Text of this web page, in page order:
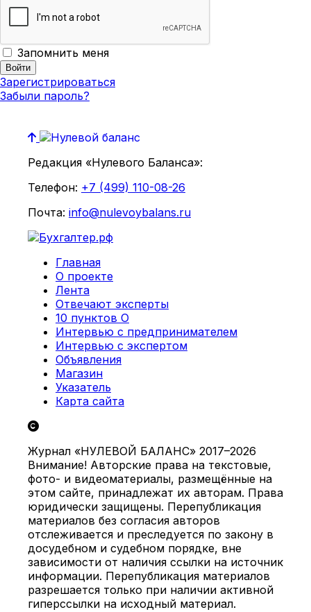
Запомнить меня
Зарегистрироваться
Забыли пароль?
Редакция «Нулевого Баланса»:
Телефон: +7 (499) 110-08-26
Почта: info@nulevoybalans.ru
Главная
О проекте
Лента
Отвечают эксперты
10 пунктов О
Интервью с предпринимателем
Интервью с экспертом
Объявления
Магазин
Указатель
Карта сайта
Журнал «НУЛЕВОЙ БАЛАНС» 2017–2026
Внимание! Авторские права на текстовые,
фото- и видеоматериалы, размещённые на
этом сайте, принадлежат их авторам. Права
юридически защищены. Перепубликация
материалов без согласия авторов
отслеживается и преследуется по закону в
досудебном и судебном порядке, вне
зависимости от наличия ссылки на источник
информации. Перепубликация материалов
разрешается только при наличии активной
гиперссылки на исходный материал.